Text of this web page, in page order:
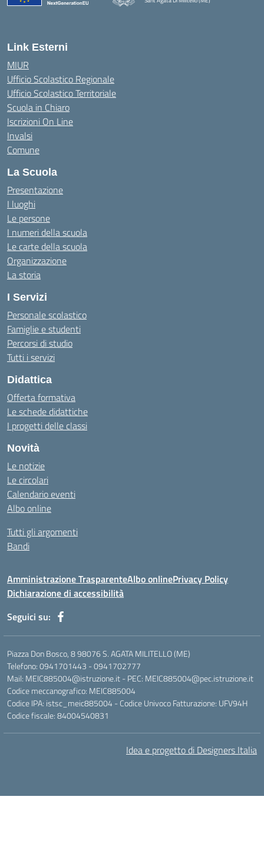
— Visita la pagina iniziale della scuola
Link Esterni
MIUR
Ufficio Scolastico Regionale
Ufficio Scolastico Territoriale
Scuola in Chiaro
Iscrizioni On Line
Invalsi
Comune
La Scuola
Presentazione
I luoghi
Le persone
I numeri della scuola
Le carte della scuola
Organizzazione
La storia
I Servizi
Personale scolastico
Famiglie e studenti
Percorsi di studio
Tutti i servizi
Didattica
Offerta formativa
Le schede didattiche
I progetti delle classi
Novità
Le notizie
Le circolari
Calendario eventi
Albo online
Tutti gli argomenti
Bandi
Amministrazione TrasparenteAlbo onlinePrivacy Policy
Dichiarazione di accessibilità
Seguici su:
Piazza Don Bosco, 8 98076 S. AGATA MILITELLO (ME)
Telefono: 0941701443 - 0941702777
Mail: MEIC885004@istruzione.it - PEC: MEIC885004@pec.istruzione.it
Codice meccanografico: MEIC885004
Codice IPA: istsc_meic885004 - Codice Univoco Fatturazione: UFV94H
Codice fiscale: 84004540831
Idea e progetto di Designers Italia